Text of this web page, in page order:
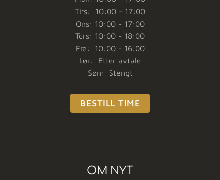
Tirs: 10:00 - 17:00
Ons: 10:00 - 17:00
Tors: 10:00 - 18:00
Fre: 10:00 - 16:00
Lør: Etter avtale
Søn: Stengt
BESTILL TIME
OM NYT